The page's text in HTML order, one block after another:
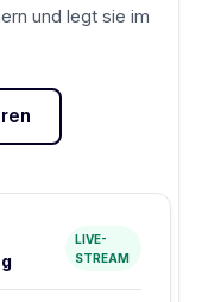
und legt sie im
LIVE-
STREAM